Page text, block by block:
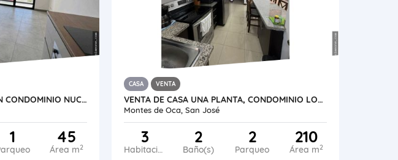
VENTA DE APARTAMENTO EN CONDOMINIO NUCLEO SABANA CON LINEA BLANCA. CM
1 45
Área m2
CASA VENTA
VENTA DE CASA UNA PLANTA, CONDOMINIO LOMAS DE MONTES DE OCA
Montes de Oca, San José
3
Habitaciones
2
Baño(s)
2
Parqueo
210
Área m2